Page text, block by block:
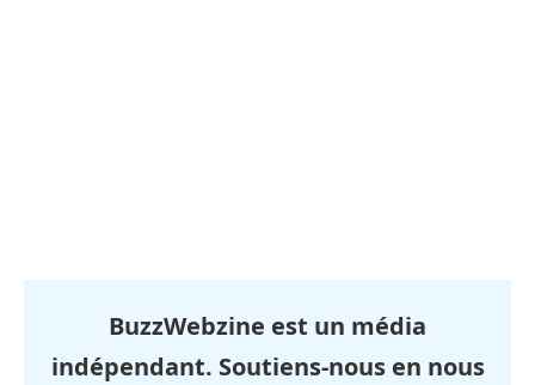
BuzzWebzine est un média
indépendant. Soutiens-nous en nous